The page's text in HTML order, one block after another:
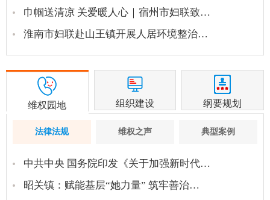
巾帼送清凉 关爱暖人心｜宿州市妇联致…
淮南市妇联赴山王镇开展人居环境整治…
维权园地 组织建设 纲要规划
法律法规 维权之声 典型案例
中共中央 国务院印发《关于加强新时代…
昭关镇：赋能基层“她力量” 筑牢善治…